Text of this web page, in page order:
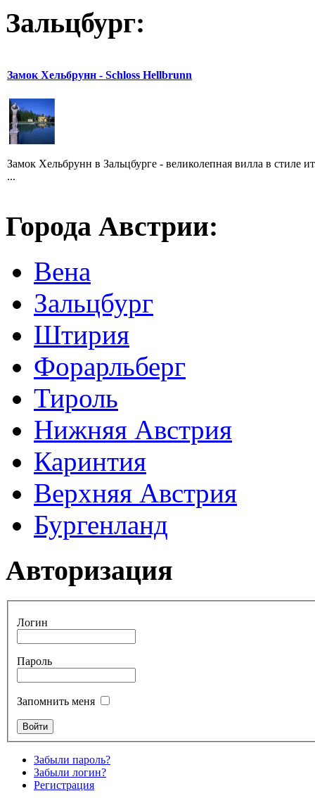
Зальцбург:
Замок Хельбрунн - Schloss Hellbrunn
Замок Хельбрунн в Зальцбурге - великолепная вилла в
...
Города Австрии:
Вена
Зальцбург
Штирия
Форарльберг
Тироль
Нижняя Австрия
Каринтия
Верхняя Австрия
Бургенланд
Авторизация
Логин
Пароль
Запомнить меня
Забыли пароль?
Забыли логин?
Регистрация